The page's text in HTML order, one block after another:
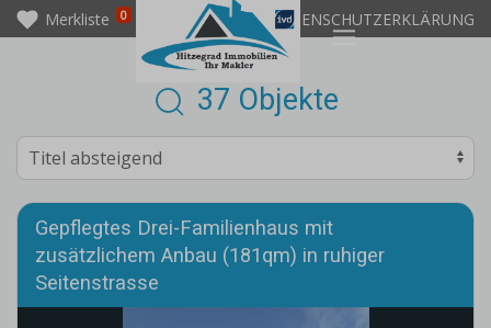
Merkliste 0 IMPRESSUM DATENSCHUTZERKLÄRUNG
37 Objekte
Gepflegtes Drei-Familienhaus mit
zusätzlichem Anbau (181qm) in ruhiger
Seitenstrasse